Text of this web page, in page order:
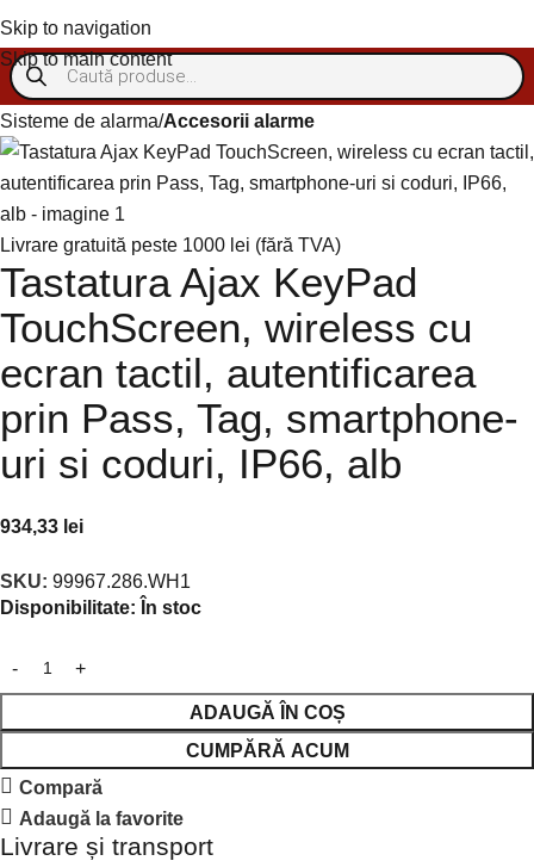
Skip to navigation
Skip to main content
Autentificare/
Sisteme de alarma Accesorii alarme
Livrare gratuită peste 1000 lei (fără TVA)
Tastatura Ajax KeyPad
TouchScreen, wireless cu
ecran tactil, autentificarea
prin Pass, Tag, smartphone-
uri si coduri, IP66, alb
934,33 lei
SKU: 99967.286.WH1
Disponibilitate: În stoc
ADAUGĂ ÎN COȘ
CUMPĂRĂ ACUM
Compară
Adaugă la favorite
Livrare și transport